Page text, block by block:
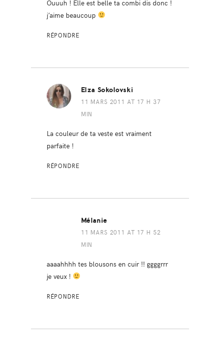
Ouuuh ! Elle est belle ta combi dis donc !
j’aime beaucoup
RÉPONDRE
Elza Sokolovski
11 MARS 2011 AT 17 H 37
MIN
La couleur de ta veste est vraiment
parfaite !
RÉPONDRE
Mélanie
11 MARS 2011 AT 17 H 52
MIN
aaaahhhh tes blousons en cuir !! ggggrrr
je veux !
RÉPONDRE